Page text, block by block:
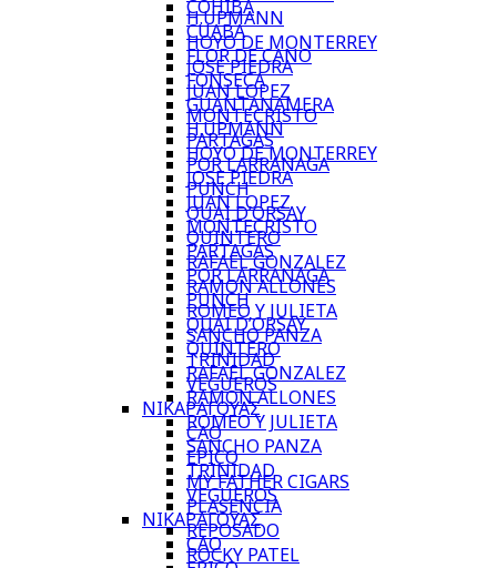
H.UPMANN
HOYO DE MONTERREY
JOSE PIEDRA
JUAN LOPEZ
MONTECRISTO
PARTAGAS
POR LARRANAGA
PUNCH
QUAI D’ORSAY
QUINTERO
RAFAEL GONZALEZ
RAMON ALLONES
ROMEO Y JULIETA
SANCHO PANZA
TRINIDAD
VEGUEROS
ΝΙΚΑΡΑΓΟΥΑΣ
CAO
EPICO
MY FATHER CIGARS
PLASENCIA
REPOSADO
ROCKY PATEL
COHIBA
CUABA
FLOR DE CANO
FONSECA
GUANTANAMERA
H.UPMANN
HOYO DE MONTERREY
JOSE PIEDRA
JUAN LOPEZ
MONTECRISTO
PARTAGAS
POR LARRANAGA
PUNCH
QUAI D’ORSAY
QUINTERO
RAFAEL GONZALEZ
RAMON ALLONES
ROMEO Y JULIETA
SANCHO PANZA
TRINIDAD
VEGUEROS
ΝΙΚΑΡΑΓΟΥΑΣ
CAO